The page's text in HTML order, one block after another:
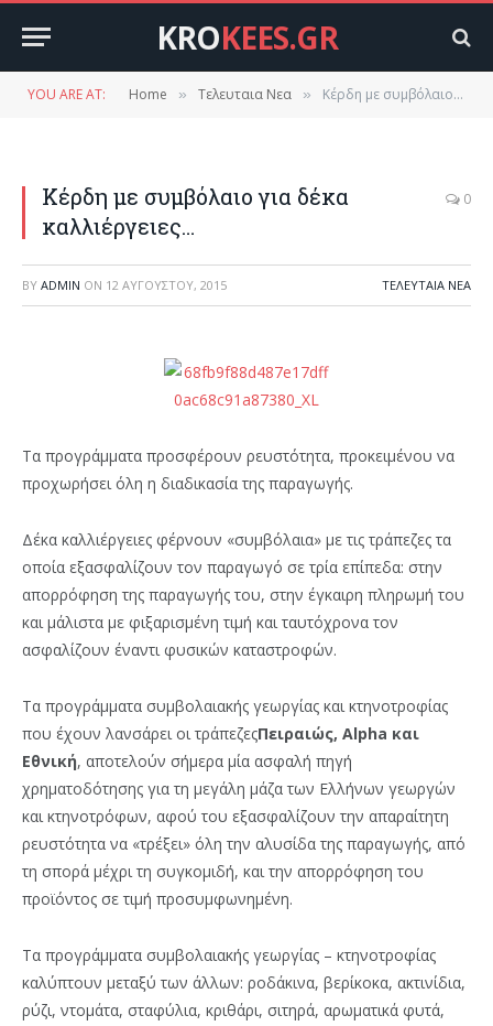
KROKEES.GR
YOU ARE AT: Home » Τελευταια Νεα » Κέρδη με συμβόλαιο για δέκα καλλιέργειες…
Κέρδη με συμβόλαιο για δέκα
καλλιέργειες…
0
BY ADMIN ON 12 ΑΥΓΟΎΣΤΟΥ, 2015 ΤΕΛΕΥΤΑΙΑ ΝΕΑ
Τα προγράμματα προσφέρουν ρευστότητα, προκειμένου να
προχωρήσει όλη η διαδικασία της παραγωγής.
Δέκα καλλιέργειες φέρνουν «συμβόλαια» με τις τράπεζες τα
οποία εξασφαλίζουν τον παραγωγό σε τρία επίπεδα: στην
απορρόφηση της παραγωγής του, στην έγκαιρη πληρωμή του
και μάλιστα με φιξαρισμένη τιμή και ταυτόχρονα τον
ασφαλίζουν έναντι φυσικών καταστροφών.
Τα προγράμματα συμβολαιακής γεωργίας και κτηνοτροφίας
που έχουν λανσάρει οι τράπεζεςΠειραιώς, Alpha και
Εθνική, αποτελούν σήμερα μία ασφαλή πηγή
χρηματοδότησης για τη μεγάλη μάζα των Ελλήνων γεωργών
και κτηνοτρόφων, αφού του εξασφαλίζουν την απαραίτητη
ρευστότητα να «τρέξει» όλη την αλυσίδα της παραγωγής, από
τη σπορά μέχρι τη συγκομιδή, και την απορρόφηση του
προϊόντος σε τιμή προσυμφωνημένη.
Τα προγράμματα συμβολαιακής γεωργίας – κτηνοτροφίας
καλύπτουν μεταξύ των άλλων: ροδάκινα, βερίκοκα, ακτινίδια,
ρύζι, ντομάτα, σταφύλια, κριθάρι, σιτηρά, αρωματικά φυτά,